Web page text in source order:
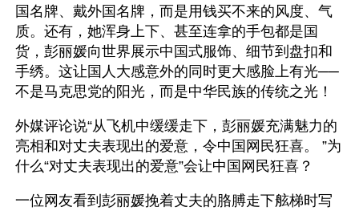
国名牌、戴外国名牌，而是用钱买不来的风度、气
质。还有，她浑身上下、甚至连拿的手包都是国
货，彭丽媛向世界展示中国式服饰、细节到盘扣和
手绣。这让国人大感意外的同时更大感脸上有光──
不是马克思党的阳光，而是中华民族的传统之光！
外媒评论说“从飞机中缓缓走下，彭丽媛充满魅力的
亮相和对丈夫表现出的爱意，令中国网民狂喜。 ”为
什么“对丈夫表现出的爱意”会让中国网民狂喜？
一位网友看到彭丽媛挽着丈夫的胳膊走下舷梯时写